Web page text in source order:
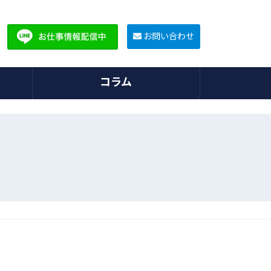
お問い合わせ
コラム